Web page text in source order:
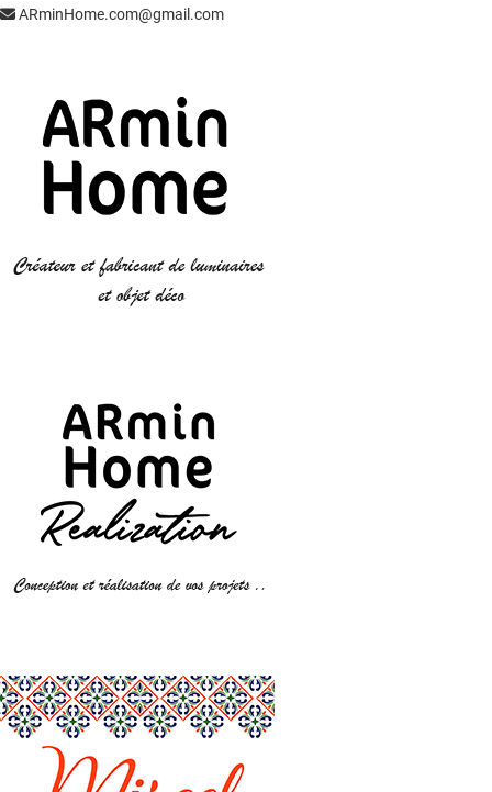
ARminHome.com@gmail.com